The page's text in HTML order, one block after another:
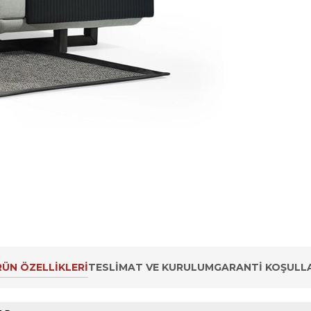
ÖZELLIKLERITESLIMAT VE KURULUMGARANTI